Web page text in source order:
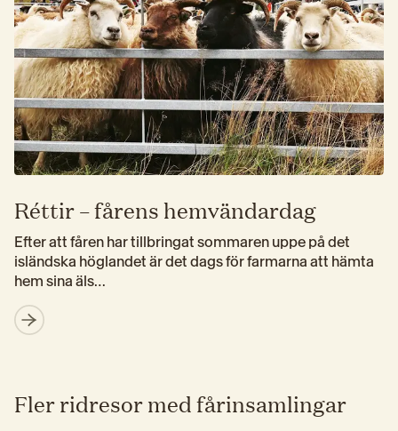
Réttir – fårens hemvändardag
Efter att fåren har tillbringat sommaren uppe på det
isländska höglandet är det dags för farmarna att hämta
hem sina äls…
Fler ridresor med fårinsamlingar